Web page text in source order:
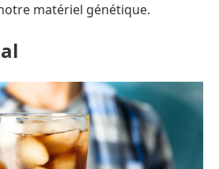
matériel génétique.